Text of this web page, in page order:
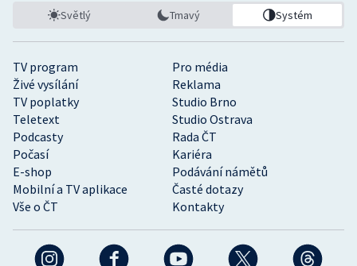
TV program
Pro média
Živé vysílání
Reklama
TV poplatky
Studio Brno
Teletext
Studio Ostrava
Podcasty
Rada ČT
Počasí
Kariéra
E-shop
Podávání námětů
Mobilní a TV aplikace
Časté dotazy
Vše o ČT
Kontakty
Světlý Tmavý Systém